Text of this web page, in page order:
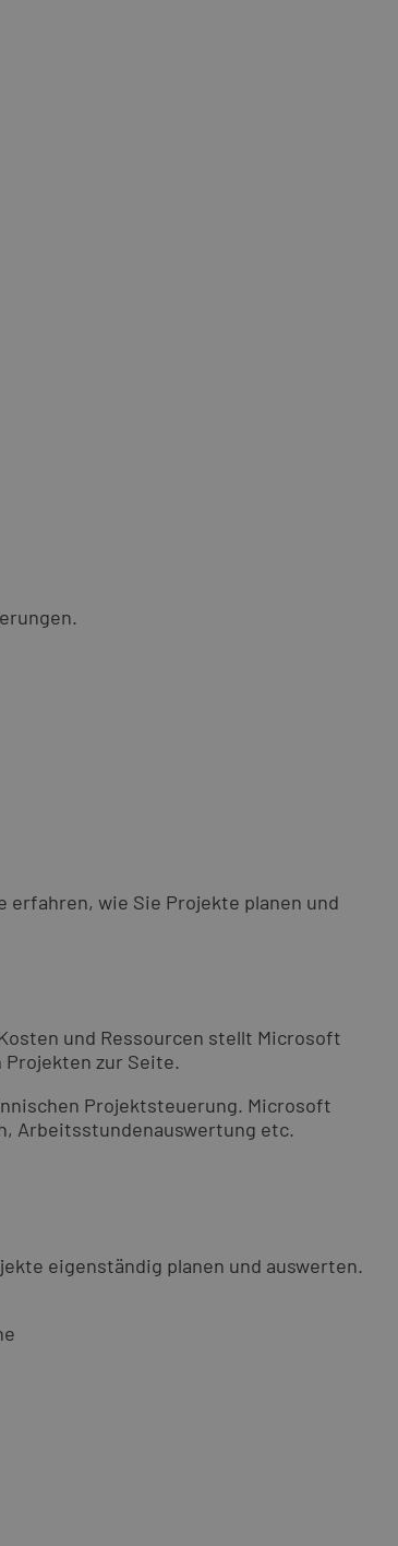
wie Sie Projekte planen und
und Ressourcen stellt Microsoft
Projekten zur Seite.
Projektsteuerung. Microsoft
Arbeitsstundenauswertung etc.
eigenständig planen und auswerten.